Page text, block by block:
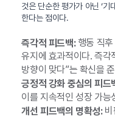
것은 단순한 평가가 아닌 ‘기
한다는 점이다.
즉각적 피드백:행동 직후
유지에 효과적이다. 즉각
방향이 맞다”는 확신을
긍정적 강화 중심의 피드
이를 지속적인 성장 가능
개선 피드백의 명확성:비